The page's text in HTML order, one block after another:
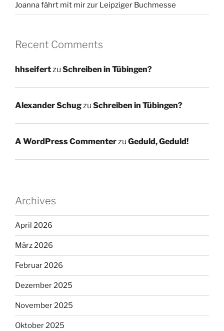
Joanna fährt mit mir zur Leipziger Buchmesse
Recent Comments
hhseifert zu Schreiben in Tübingen?
Alexander Schug zu Schreiben in Tübingen?
A WordPress Commenter zu Geduld, Geduld!
Archives
April 2026
März 2026
Februar 2026
Dezember 2025
November 2025
Oktober 2025